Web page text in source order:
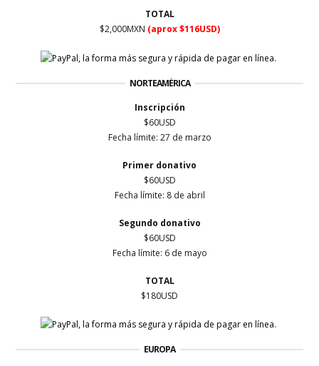
TOTAL
$2,000MXN (aprox $116USD)
NORTEAMÉRICA
Inscripción
$60USD
Fecha límite: 27 de marzo
Primer donativo
$60USD
Fecha límite: 8 de abril
Segundo donativo
$60USD
Fecha límite: 6 de mayo
TOTAL
$180USD
EUROPA